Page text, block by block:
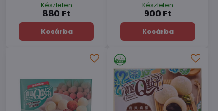
Készleten
880 Ft
Kosárba
Készleten
900 Ft
Kosárba